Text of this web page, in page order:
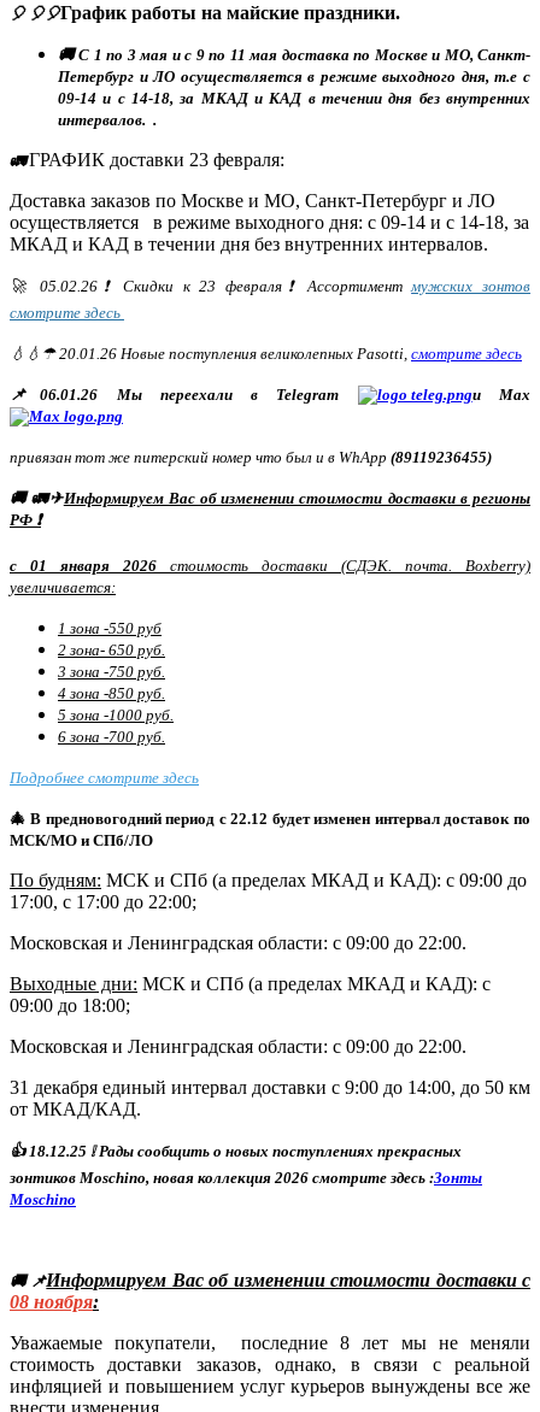
🎈 🎈🎈График работы на майские праздники.
🚚 С 1 по 3 мая и с 9 по 11 мая доставка по Москве и МО, Санкт-
Петербург и ЛО осуществляется в режиме выходного дня, т.е с
09-14 и с 14-18, за МКАД и КАД в течении дня без внутренних
интервалов. .
🚛ГРАФИК доставки 23 февраля:
Доставка заказов по Москве и МО, Санкт-Петербург и ЛО
осуществляется в режиме выходного дня: с 09-14 и с 14-18, за
МКАД и КАД в течении дня без внутренних интервалов.
🚀 05.02.26❗ Скидки к 23 февраля❗ Ассортимент мужских зонтов
смотрите здесь
💧💧☂ 20.01.26 Новые поступления великолепных Pasotti, смотрите здесь
📌06.01.26 Мы переехали в Telegram и Max
привязан тот же питерский номер что был и в WhApp (89119236455)
🚚 🚛✈Информируем Вас об изменении стоимости доставки в регионы
РФ ❗
с 01 января 2026 стоимость доставки (СДЭК. почта. Boxberry)
увеличивается:
1 зона -550 руб
2 зона- 650 руб.
3 зона -750 руб.
4 зона -850 руб.
5 зона -1000 руб.
6 зона -700 руб.
Подробнее смотрите здесь
🎄 В предновогодний период с 22.12 будет изменен интервал доставок по
МСК/МО и СПб/ЛО
По будням: МСК и СПб (а пределах МКАД и КАД): с 09:00 до
17:00, с 17:00 до 22:00;
Московская и Ленинградская области: с 09:00 до 22:00.
Выходные дни: МСК и СПб (а пределах МКАД и КАД): с
09:00 до 18:00;
Московская и Ленинградская области: с 09:00 до 22:00.
31 декабря единый интервал доставки с 9:00 до 14:00, до 50 км
от МКАД/КАД.
👍18.12.25 ❕ Рады сообщить о новых поступлениях прекрасных
зонтиков Moschino, новая коллекция 2026 смотрите здесь :Зонты
Moschino
🚚 📌Информируем Вас об изменении стоимости доставки с
08 ноября:
Уважаемые покупатели, последние 8 лет мы не меняли
стоимость доставки заказов, однако, в связи с реальной
инфляцией и повышением услуг курьеров вынуждены все же
внести изменения.